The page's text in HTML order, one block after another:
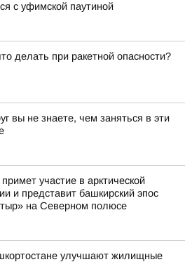
с уфимской паутиной
делать при ракетной опасности?
вы не знаете, чем заняться в эти
участие в арктической
и представит башкирский эпос
на Северном полюсе
улучшают жилищные